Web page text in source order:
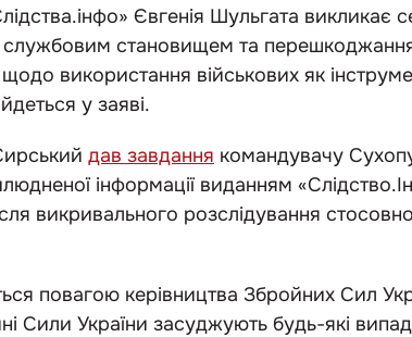
Євгенія Шульгата викликає
становищем та
використання військових як
у заяві.
дав завдання командувачу
інформації виданням
викривального розслідування стосовно
повагою керівництва Збройних Сил
Сили України засуджують будь-які